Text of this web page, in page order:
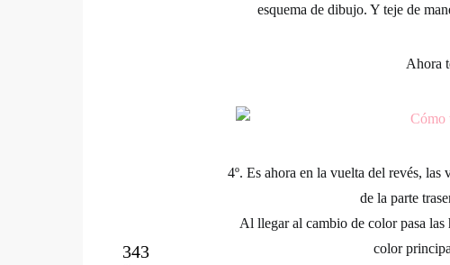
343
esquema de dibujo. Y teje de
Ahora
4º. Es ahora en la vuelta del revés, las
de la parte
Al llegar al cambio de color pasa
color